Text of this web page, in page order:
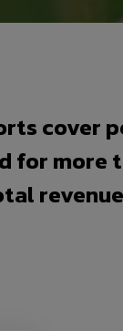
cover
for more
revenue